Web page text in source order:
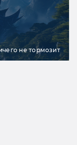
не тормозит